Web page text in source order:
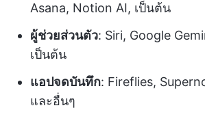
Asana, Notion AI, เป็นต้น
ผู้ช่วยส่วนตัว: Siri, Google
เป็นต้น
แอปจดบันทึก: Fireflies,
และอื่นๆ